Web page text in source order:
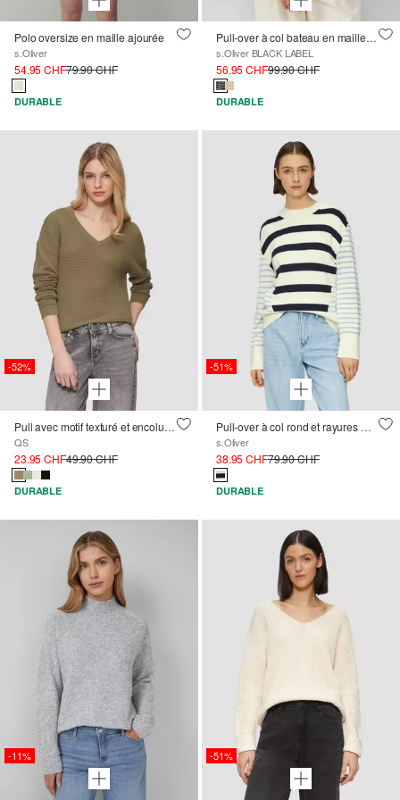
Polo oversize en maille ajourée
s.Oliver
54.95 CHF79.90 CHF
DURABLE
Pull-over à col bateau en maille lâche à l’aspect bicolore
s.Oliver BLACK LABEL
56.95 CHF99.90 CHF
DURABLE
-52%
Pull avec motif texturé et encolure en V
QS
23.95 CHF49.90 CHF
DURABLE
-51%
Pull-over à col rond et rayures mixtes
s.Oliver
38.95 CHF79.90 CHF
DURABLE
-11% -51%